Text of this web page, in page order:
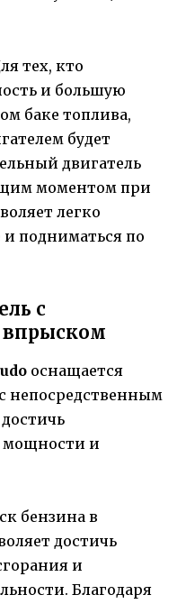
тех, кто
и большую
баке топлива,
будет
двигатель
моментом при
легко
и подниматься по
с
впрыском
оснащается
непосредственным
мощности и
бензина в
достичь
и
Благодаря